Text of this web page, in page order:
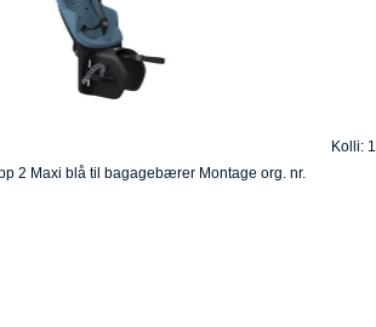
Kolli: 1
2 Maxi blå til bagagebærer Montage org. nr.